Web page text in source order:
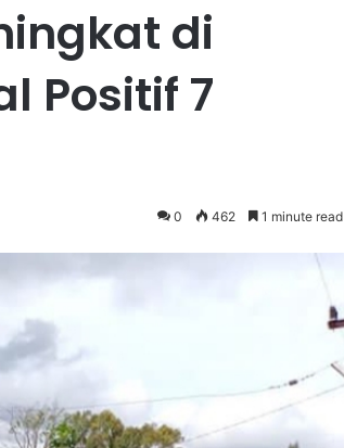
di
Positif 7
0 462 1 minute read